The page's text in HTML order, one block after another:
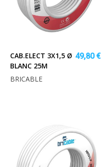
CAB.ELECT 3X1,5 Ø
BLANC 25M
49,80 €
BRICABLE